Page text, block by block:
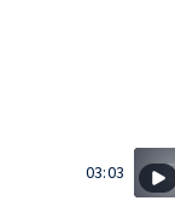
03:03